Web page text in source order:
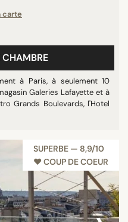
carte
à Paris, à seulement 10
Galeries Lafayette et à
Grands Boulevards, l'Hotel
SUPERBE — 8,9/10
♥︎ COUP DE COEUR